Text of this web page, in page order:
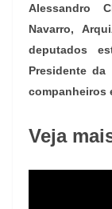
Alessandro
Navarro,
deputados
Presidente da
companheiros
Veja